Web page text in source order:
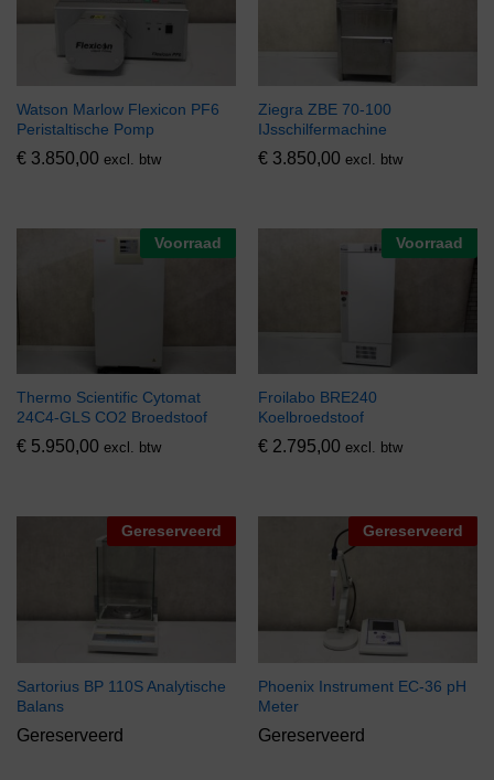
Watson Marlow Flexicon PF6
Peristaltische Pomp
€ 3.850,00 excl. btw
Ziegra ZBE 70-100
IJsschilfermachine
€ 3.850,00 excl. btw
Voorraad
Thermo Scientific Cytomat
24C4-GLS CO2 Broedstoof
€ 5.950,00 excl. btw
Voorraad
Froilabo BRE240
Koelbroedstoof
€ 2.795,00 excl. btw
Gereserveerd
Sartorius BP 110S Analytische
Balans
Gereserveerd
Gereserveerd
Phoenix Instrument EC-36 pH
Meter
Gereserveerd